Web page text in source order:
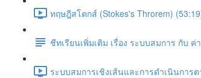
ทฤษฎีสโตกส์ (Stokes's Throrem)
ชีทเรียนเพิ่มเติม เรื่อง ระบบสมการ กับ ค่
ระบบสมการเชิงเส้นและการดำเนินกา